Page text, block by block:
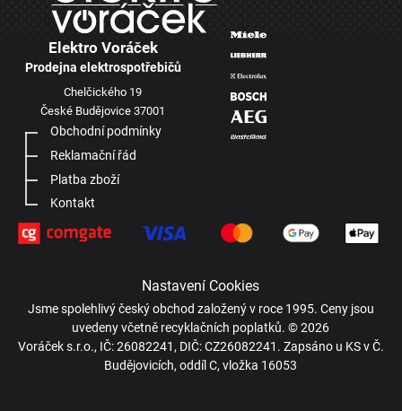
Elektro Voráček
Prodejna elektrospotřebičů
Chelčického 19
České Budějovice 37001
Obchodní podmínky
Reklamační řád
Platba zboží
Kontakt
Nastavení Cookies
Jsme spolehlivý český obchod založený v roce 1995. Ceny jsou
uvedeny včetně recyklačních poplatků. © 2026
Voráček s.r.o., IČ: 26082241, DIČ: CZ26082241. Zapsáno u KS v Č.
Budějovicích, oddíl C, vložka 16053